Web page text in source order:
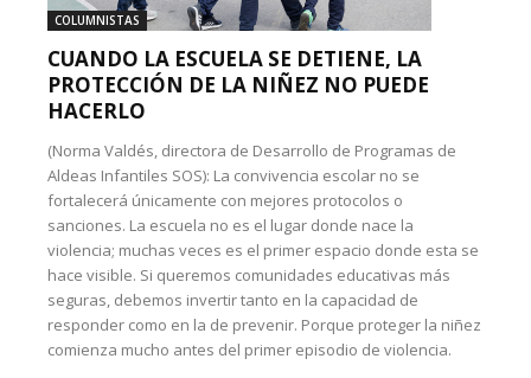
COLUMNISTAS
CUANDO LA ESCUELA SE DETIENE, LA
PROTECCIÓN DE LA NIÑEZ NO PUEDE
HACERLO
(Norma Valdés, directora de Desarrollo de Programas de
Aldeas Infantiles SOS): La convivencia escolar no se
fortalecerá únicamente con mejores protocolos o
sanciones. La escuela no es el lugar donde nace la
violencia; muchas veces es el primer espacio donde esta se
hace visible. Si queremos comunidades educativas más
seguras, debemos invertir tanto en la capacidad de
responder como en la de prevenir. Porque proteger la niñez
comienza mucho antes del primer episodio de violencia.